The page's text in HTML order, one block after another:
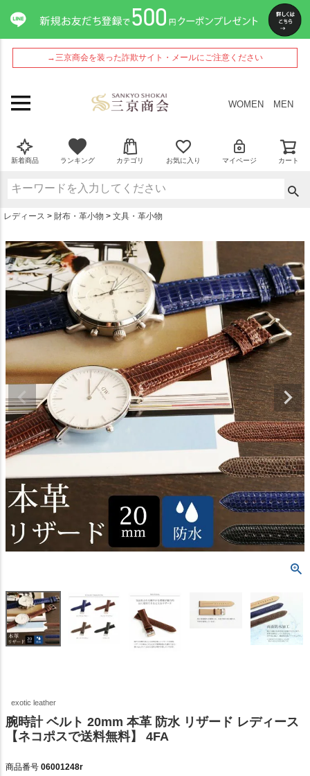
→三京商会を装った詐欺サイト・メールにご注意ください
WOMEN MEN
新着商品 ランキング カテゴリ お気に入り マイページ カート
レディース 財布・革小物 文具・革小物
exotic leather
腕時計 ベルト 20mm 本革 防水 リザード レディース
【ネコポスで送料無料】 4FA
商品番号 06001248r
ペー
ジト
ップ
へ